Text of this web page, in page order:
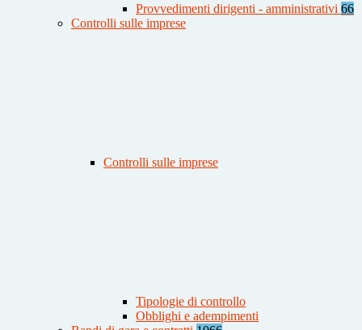
Provvedimenti dirigenti - amministrativi 66
Controlli sulle imprese
Controlli sulle imprese
Tipologie di controllo
Obblighi e adempimenti